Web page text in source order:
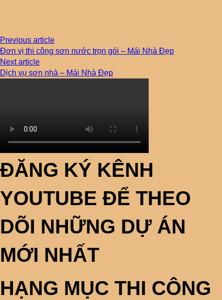
Previous article
Đơn vị thi công sơn nước trọn gói – Mái Nhà Đẹp
Next article
Dịch vụ sơn nhà – Mái Nhà Đẹp
ĐĂNG KÝ KÊNH
YOUTUBE ĐỂ THEO
DÕI NHỮNG DỰ ÁN
MỚI NHẤT
HẠNG MỤC THI CÔNG